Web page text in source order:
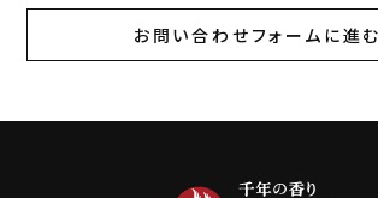
お問い合わせフォームに進む